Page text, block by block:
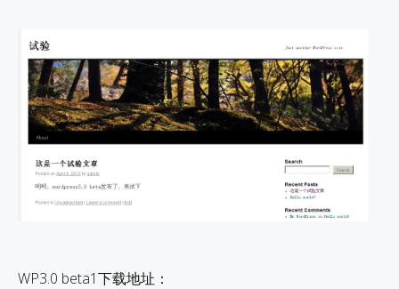
WP3.0 beta1下载地址：